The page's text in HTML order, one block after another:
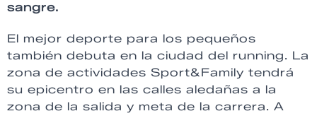
sangre.
El mejor deporte para los pequeños
también debuta en la ciudad del running. La
zona de actividades Sport&Family tendrá
su epicentro en las calles aledañas a la
zona de la salida y meta de la carrera. A